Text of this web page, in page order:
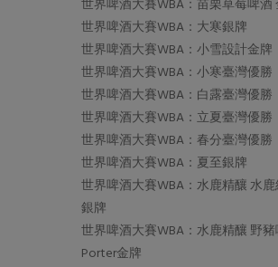
世界啤酒大賽WBA：苗栗草莓啤酒
世界啤酒大賽WBA：大寒銀牌
世界啤酒大賽WBA：小雪設計金牌
世界啤酒大賽WBA：小寒臺灣優勝
世界啤酒大賽WBA：白露臺灣優勝
世界啤酒大賽WBA：立夏臺灣優勝
世界啤酒大賽WBA：春分臺灣優勝
世界啤酒大賽WBA：夏至銀牌
世界啤酒大賽WBA：水鹿精釀 水
銀牌
世界啤酒大賽WBA：水鹿精釀 野
Porter金牌